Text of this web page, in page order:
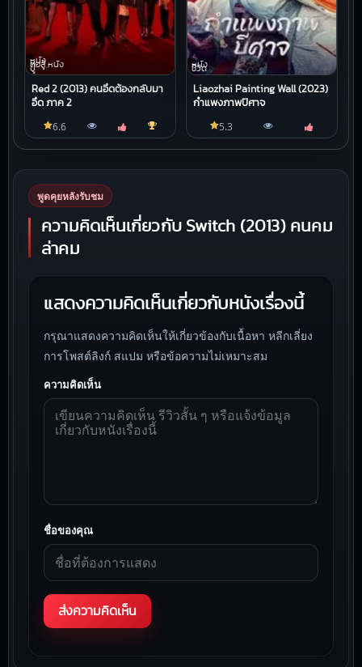
หนัง
ต่อสู้,หนัง
บู๊
Red 2 (2013) คนอึดต้องกลับมา
อึด ภาค 2
6.6
หนัง
ชีวิต
Liaozhai Painting Wall (2023)
กำแพงภาพปีศาจ
5.3
พูดคุยหลังรับชม
ความคิดเห็นเกี่ยวกับ Switch (2013) คนคม
ล่าคม
แสดงความคิดเห็นเกี่ยวกับหนังเรื่องนี้
กรุณาแสดงความคิดเห็นให้เกี่ยวข้องกับเนื้อหา หลีกเลี่ยง
การโพสต์ลิงก์ สแปม หรือข้อความไม่เหมาะสม
ความคิดเห็น
ชื่อของคุณ